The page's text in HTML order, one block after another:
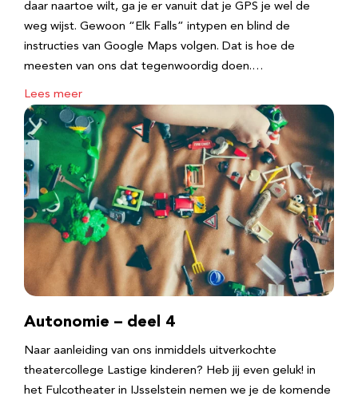
daar naartoe wilt, ga je er vanuit dat je GPS je wel de
weg wijst. Gewoon “Elk Falls” intypen en blind de
instructies van Google Maps volgen. Dat is hoe de
meesten van ons dat tegenwoordig doen.…
Lees meer
Autonomie – deel 4
Naar aanleiding van ons inmiddels uitverkochte
theatercollege Lastige kinderen? Heb jij even geluk! in
het Fulcotheater in IJsselstein nemen we je de komende